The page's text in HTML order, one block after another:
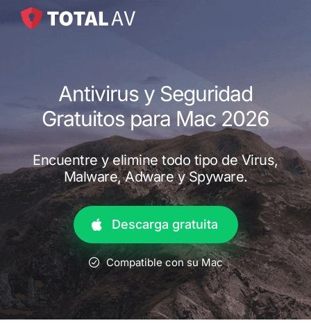
Antivirus y Seguridad
Gratuitos para Mac 2026
Encuentre y elimine todo tipo de Virus,
Malware, Adware y Spyware.
Descarga gratuita
Compatible con su Mac